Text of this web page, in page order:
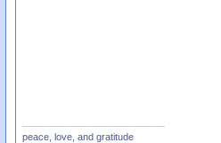
peace, love, and gratitude